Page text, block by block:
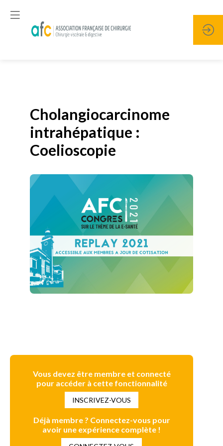
Cholangiocarcinome
intrahépatique :
Coelioscopie
Vous devez être membre et connecté
pour accéder à cette fonctionnalité
INSCRIVEZ-VOUS
Déjà membre ? Connectez-vous pour
avoir une expérience complète !